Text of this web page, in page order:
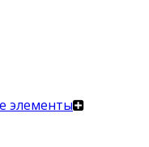
элементы